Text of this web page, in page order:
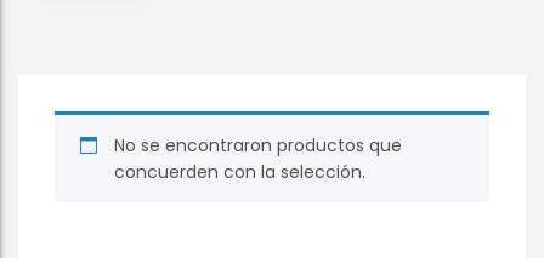
No se encontraron productos que
concuerden con la selección.